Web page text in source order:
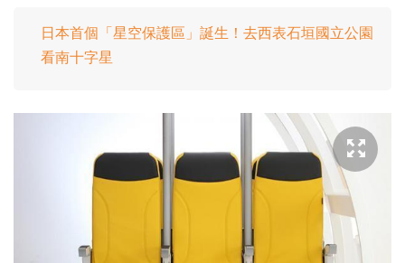
日本首個「星空保護區」誕生！去西表石垣國立公園
看南十字星